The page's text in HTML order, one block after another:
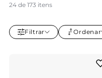
24 de 173 itens
Filtrar Ordenar